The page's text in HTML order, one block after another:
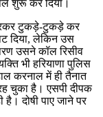
शुरू कर दिया।
टुकड़े-टुकड़े कर
दिया, लेकिन उस
उसने कॉल रिसीव
भी हरियाणा पुलिस
करनाल में ही तैनात
चुका है। एसपी दीपक
दोषी पाए जाने पर